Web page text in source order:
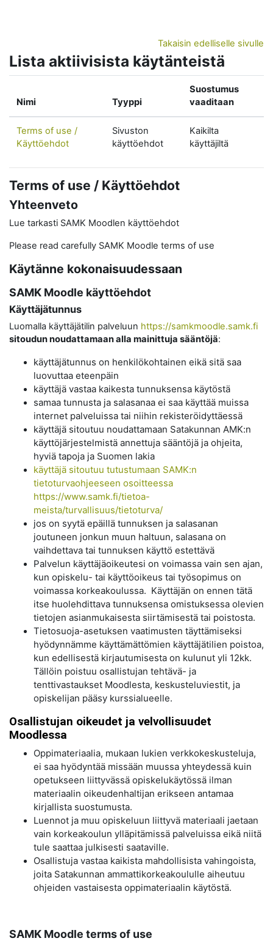
Takaisin edelliselle sivulle
Lista aktiivisista käytänteistä
Nimi Tyyppi
Suostumus
vaaditaan
Terms of use /
Käyttöehdot
Sivuston
käyttöehdot
Kaikilta
käyttäjiltä
Terms of use / Käyttöehdot
Yhteenveto
Lue tarkasti SAMK Moodlen käyttöehdot
Please read carefully SAMK Moodle terms of use
Käytänne kokonaisuudessaan
SAMK Moodle käyttöehdot
Käyttäjätunnus
Luomalla käyttäjätilin palveluun https://samkmoodle.samk.fi
sitoudun noudattamaan alla mainittuja sääntöjä:
käyttäjätunnus on henkilökohtainen eikä sitä saa
luovuttaa eteenpäin
käyttäjä vastaa kaikesta tunnuksensa käytöstä
samaa tunnusta ja salasanaa ei saa käyttää muissa
internet palveluissa tai niihin rekisteröidyttäessä
käyttäjä sitoutuu noudattamaan Satakunnan AMK:n
käyttöjärjestelmistä annettuja sääntöjä ja ohjeita,
hyviä tapoja ja Suomen lakia
käyttäjä sitoutuu tutustumaan SAMK:n
tietoturvaohjeeseen osoitteessa
https://www.samk.fi/tietoa-
meista/turvallisuus/tietoturva/
jos on syytä epäillä tunnuksen ja salasanan
joutuneen jonkun muun haltuun, salasana on
vaihdettava tai tunnuksen käyttö estettävä
Palvelun käyttäjäoikeutesi on voimassa vain sen ajan,
kun opiskelu- tai käyttöoikeus tai työsopimus on
voimassa korkeakoulussa. Käyttäjän on ennen tätä
itse huolehdittava tunnuksensa omistuksessa olevien
tietojen asianmukaisesta siirtämisestä tai poistosta.
Tietosuoja-asetuksen vaatimusten täyttämiseksi
hyödynnämme käyttämättömien käyttäjätilien poistoa,
kun edellisestä kirjautumisesta on kulunut yli 12kk.
Tällöin poistuu osallistujan tehtävä- ja
tenttivastaukset Moodlesta, keskusteluviestit, ja
opiskelijan pääsy kurssialueelle.
Osallistujan oikeudet ja velvollisuudet
Moodlessa
Oppimateriaalia, mukaan lukien verkkokeskusteluja,
ei saa hyödyntää missään muussa yhteydessä kuin
opetukseen liittyvässä opiskelukäytössä ilman
materiaalin oikeudenhaltijan erikseen antamaa
kirjallista suostumusta.
Luennot ja muu opiskeluun liittyvä materiaali jaetaan
vain korkeakoulun ylläpitämissä palveluissa eikä niitä
tule saattaa julkisesti saataville.
Osallistuja vastaa kaikista mahdollisista vahingoista,
joita Satakunnan ammattikorkeakoululle aiheutuu
ohjeiden vastaisesta oppimateriaalin käytöstä.
SAMK Moodle terms of use